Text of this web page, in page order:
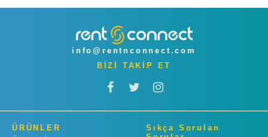
info@rentnconnect.com
BİZİ TAKİP ET
ÜRÜNLER
Sıkça Sorulan